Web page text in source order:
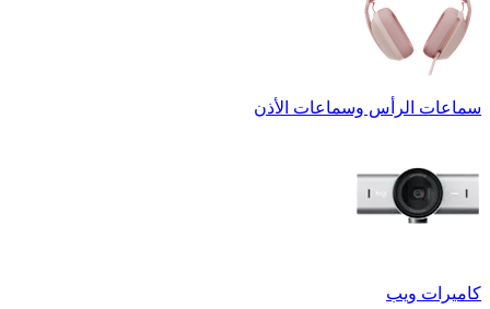
سماعات الرأس وسماعات الأذن
كاميرات ويب